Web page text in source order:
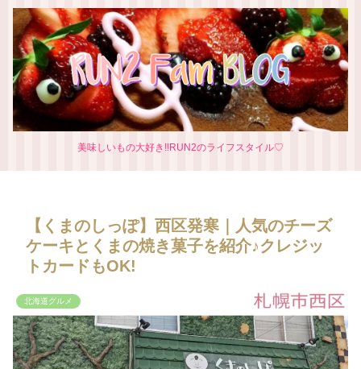
美味しいもの大好き‼RUN2のライフスタイル♡
【くまのしっぽ】西区発寒｜人気のチーズ
ケーキとくまの焼き菓子を紹介♪クレジッ
トカードもOK!
北海道グルメ